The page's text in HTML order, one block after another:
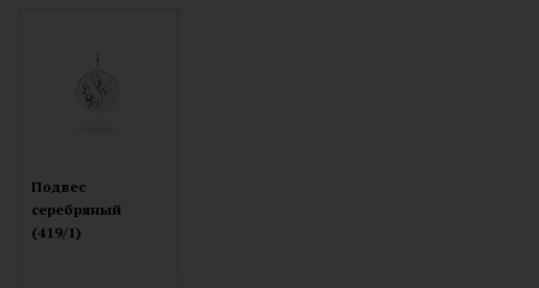
Подвес
серебряный
(419/1)